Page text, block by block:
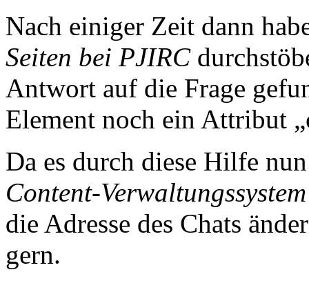
Nach einiger Zeit dann
Seiten bei PJIRC
Antwort auf die Frage
Element noch ein Attribut
Da es durch diese Hilfe
Content-
die Adresse des Chats
gern.